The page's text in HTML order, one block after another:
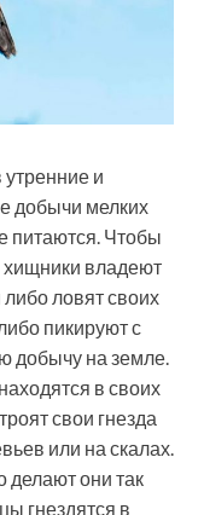
и
добычи мелких
питаются. Чтобы
хищники владеют
ловят своих
пикируют с
добычу на земле.
в своих
свои гнезда
или на скалах.
делают они так
гнездятся в